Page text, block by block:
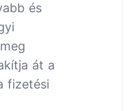
és
át a
fizetési